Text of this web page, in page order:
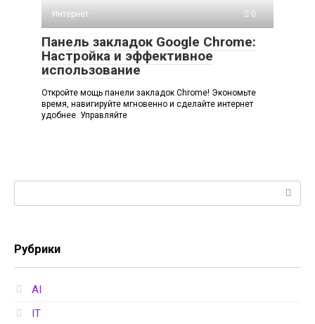
Интернет
0
Панель закладок Google Chrome:
Настройка и эффективное
использование
Откройте мощь панели закладок Chrome! Экономьте
время, навигируйте мгновенно и сделайте интернет
удобнее. Управляйте
Рубрики
AI
IT